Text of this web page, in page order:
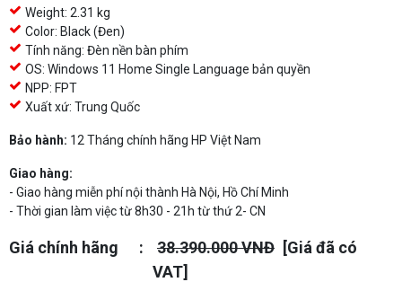
Weight: 2.31 kg
Color: Black (Đen)
Tính năng: Đèn nền bàn phím
OS: Windows 11 Home Single Language bản quyền
NPP: FPT
Xuất xứ: Trung Quốc
Bảo hành: 12 Tháng chính hãng HP Việt Nam
Giao hàng:
- Giao hàng miễn phí nội thành Hà Nội, Hồ Chí Minh
- Thời gian làm việc từ 8h30 - 21h từ thứ 2- CN
Giá chính hãng 38.390.000 VNĐ [Giá đã có
VAT]